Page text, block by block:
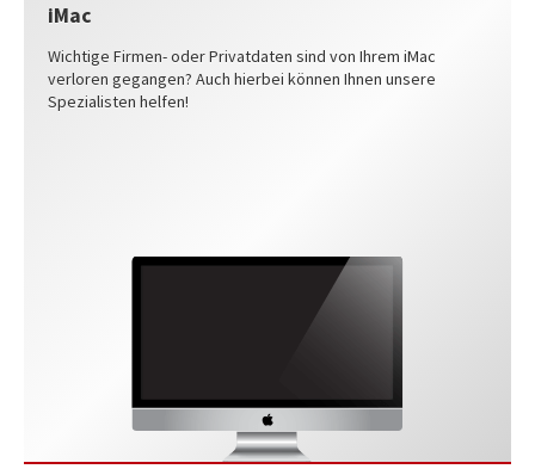
iMac
Wichtige Firmen- oder Privatdaten sind von Ihrem iMac
verloren gegangen? Auch hierbei können Ihnen unsere
Spezialisten helfen!